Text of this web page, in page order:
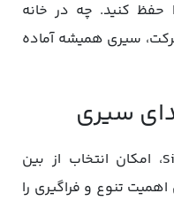
حفظ کنید. چه در خانه
سیری همیشه آماده
سیری
یکی از جذاب‌ترین ویژگی‌های Siri، امکان انتخاب از بین
تنوع و فراگیری را